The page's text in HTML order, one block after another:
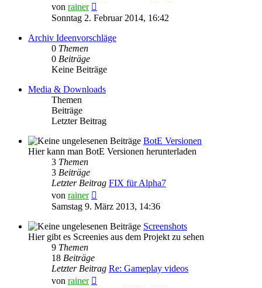
von rainer
Beitrag
Sonntag 2. Februar 2014, 16:42
Archiv Ideenvorschläge
0 Themen
0 Beiträge
Keine Beiträge
Media & Downloads
Themen
Beiträge
Letzter Beitrag
BotE Versionen
Hier kann man BotE Versionen herunterladen
3 Themen
3 Beiträge
Letzter Beitrag FIX für Alpha7
von rainer
Beitrag
Samstag 9. März 2013, 14:36
Screenshots
Hier gibt es Screenies aus dem Projekt zu sehen
9 Themen
18 Beiträge
Letzter Beitrag Re: Gameplay videos
von rainer